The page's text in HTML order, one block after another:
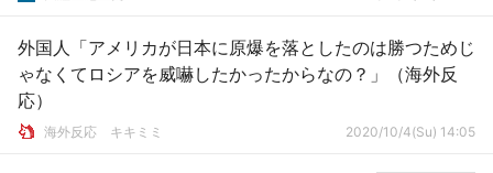
外国人「アメリカが日本に原爆を落としたのは勝つためじ
ゃなくてロシアを威嚇したかったからなの？」（海外反
応）
­海外反応 キキミミ 2020/10/4(Su) 14:05